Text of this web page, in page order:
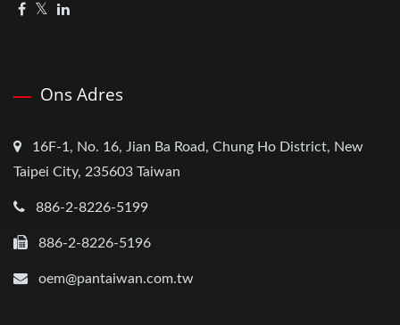
Ons Adres
16F-1, No. 16, Jian Ba Road, Chung Ho District, New
Taipei City, 235603 Taiwan
886-2-8226-5199
886-2-8226-5196
oem@pantaiwan.com.tw